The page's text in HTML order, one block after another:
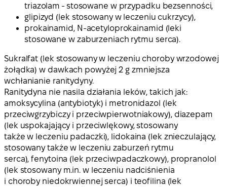
triazolam - stosowane w przypadku bezsenności,
glipizyd (lek stosowany w leczeniu cukrzycy),
prokainamid, N-acetyloprokainamid (leki
stosowane w zaburzeniach rytmu serca).
Sukralfat (lek stosowany w leczeniu choroby wrzodowej
żołądka) w dawkach powyżej 2 g zmniejsza
wchłanianie ranitydyny.
Ranitydyna nie nasila działania leków, takich jak:
amoksycylina (antybiotyk) i metronidazol (lek
przeciwgrzybiczy i przeciwpierwotniakowy), diazepam
(lek uspokajający i przeciwlękowy, stosowany
także w leczeniu padaczki), lidokaina (lek znieczulający,
stosowany także w leczeniu zaburzeń rytmu
serca), fenytoina (lek przeciwpadaczkowy), propranolol
(lek stosowany m.in. w leczeniu nadciśnienia
i choroby niedokrwiennej serca) i teofilina (lek